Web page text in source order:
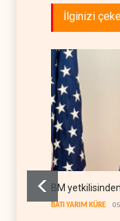
İlginizi
BM
BATI YARIM KÜRE